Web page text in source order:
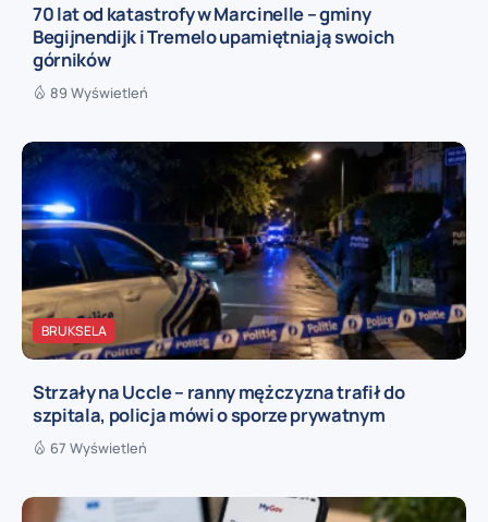
70 lat od katastrofy w Marcinelle – gminy
Begijnendijk i Tremelo upamiętniają swoich
górników
89 Wyświetleń
BRUKSELA
Strzały na Uccle – ranny mężczyzna trafił do
szpitala, policja mówi o sporze prywatnym
67 Wyświetleń